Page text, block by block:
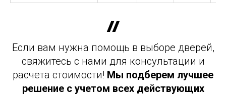
Если вам нужна помощь в выборе дверей,
свяжитесь с нами для консультации и
расчета стоимости! Мы подберем лучшее
решение с учетом всех действующих